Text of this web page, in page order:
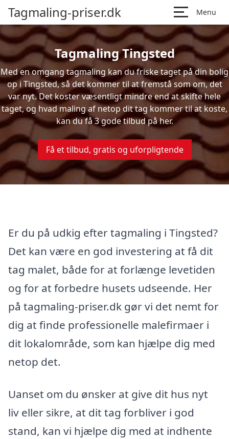
Tagmaling-priser.dk Menu
Tagmaling Tingsted
Med en omgang tagmaling kan du friske taget på din bolig
op i Tingsted, så det kommer til at fremstå som om, det
var nyt. Det koster væsentligt mindre end at skifte hele
taget, og hvad maling af netop dit tag kommer til at koste,
kan du få 3 gode tilbud på her.
Få et tilbud, gratis og uforpligtende
Er du på udkig efter tagmaling i Tingsted?
Det kan være en god investering at få dit
tag malet, både for at forlænge levetiden
og for at forbedre husets udseende. Her
på tagmaling-priser.dk gør vi det nemt for
dig at finde professionelle malefirmaer i
dit lokalområde, som kan hjælpe dig med
netop det.
Uanset om du ønsker at give dit hus nyt
liv eller sikre, at dit tag forbliver i god
stand, kan vi hjælpe dig med at indhente